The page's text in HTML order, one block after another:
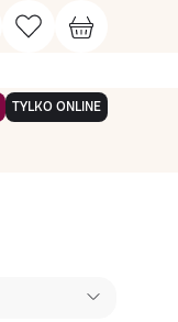
TYLKO ONLINE